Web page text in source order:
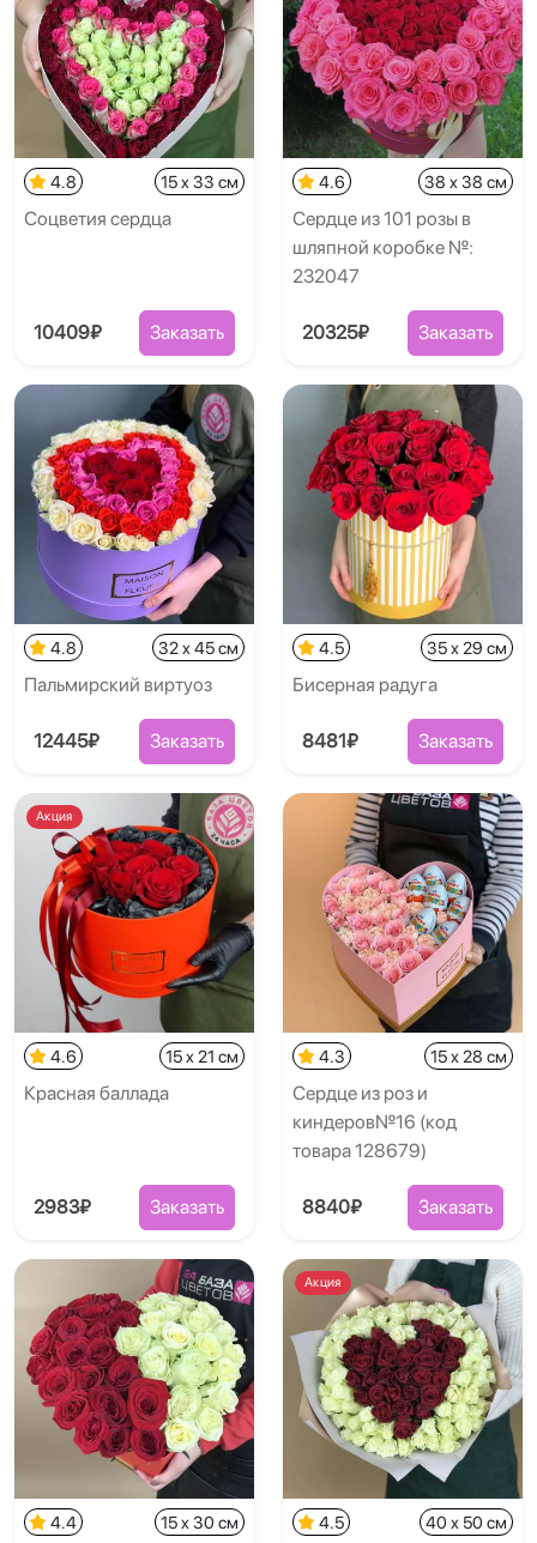
4.8 15 x 33 см
Соцветия сердца
10409₽ Заказать
4.6 38 x 38 см
Сердце из 101 розы в
шляпной коробке №:
232047
20325₽ Заказать
4.8 32 x 45 см
Пальмирский виртуоз
12445₽ Заказать
4.5 35 x 29 см
Бисерная радуга
8481₽ Заказать
Акция
4.6 15 x 21 см
Красная баллада
2983₽ Заказать
4.3 15 x 28 см
Сердце из роз и
киндеров№16 (код
товара 128679)
8840₽ Заказать
4.4 15 x 30 см
Акция
4.5 40 x 50 см